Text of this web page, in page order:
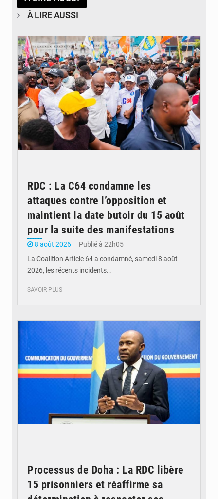
À LIRE AUSSI
RDC : La C64 condamne les
attaques contre l’opposition et
maintient la date butoir du 15 août
pour la suite des manifestations
8 août 2026
Publié à 22h05
La Coalition Article 64 a condamné, samedi 8 août
2026, les récents incidents…
SAVOIR PLUS
Processus de Doha : La RDC libère
15 prisonniers et réaffirme sa